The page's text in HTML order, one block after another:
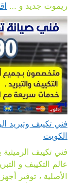
ريموت جديد و ...
الكويت
فني تكييف
عالم التكييف و
الأصلية ، توفير